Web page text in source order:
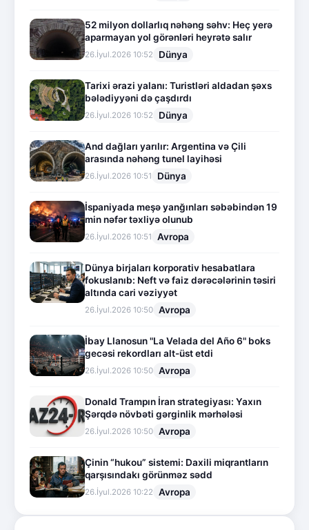
52 milyon dollarlıq nəhəng səhv: Heç yerə
aparmayan yol görənləri heyrətə salır
26.İyul.2026 10:52 Dünya
Tarixi ərazi yalanı: Turistləri aldadan şəxs
bələdiyyəni də çaşdırdı
26.İyul.2026 10:52 Dünya
And dağları yarılır: Argentina və Çili
arasında nəhəng tunel layihəsi
26.İyul.2026 10:51 Dünya
İspaniyada meşə yanğınları səbəbindən 19
min nəfər təxliyə olunub
26.İyul.2026 10:51 Avropa
Dünya birjaları korporativ hesabatlara
fokuslanıb: Neft və faiz dərəcələrinin təsiri
altında cari vəziyyət
26.İyul.2026 10:50 Avropa
İbay Llanosun "La Velada del Año 6" boks
gecəsi rekordları alt-üst etdi
26.İyul.2026 10:50 Avropa
Donald Trampın İran strategiyası: Yaxın
Şərqdə növbəti gərginlik mərhələsi
26.İyul.2026 10:50 Avropa
Çinin “hukou” sistemi: Daxili miqrantların
qarşısındakı görünməz sədd
26.İyul.2026 10:22 Avropa